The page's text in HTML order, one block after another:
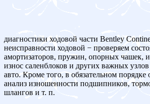
диагностики ходовой части Bentley
неисправности ходовой − проверяем
амортизаторов, пружин, опорных чашек,
износ саленблоков и других важных
авто. Кроме того, в обязательном порядке
анализ изношенности подшипников,
шлангов и т. п.